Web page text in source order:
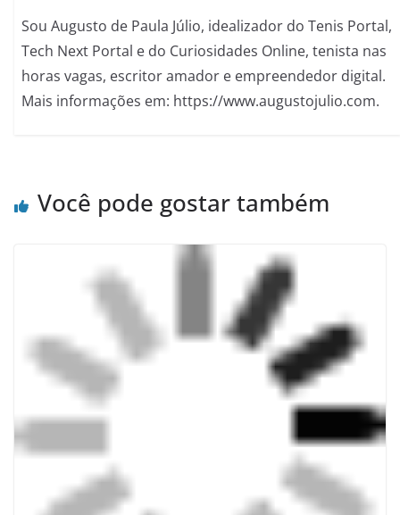
Sou Augusto de Paula Júlio, idealizador do Tenis Portal,
Tech Next Portal e do Curiosidades Online, tenista nas
horas vagas, escritor amador e empreendedor digital.
Mais informações em: https://www.augustojulio.com.
Você pode gostar também